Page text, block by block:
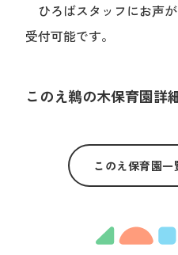
ひろばスタッフにお声
受付可能です。
このえ鵜の木保育園詳
このえ保育園一